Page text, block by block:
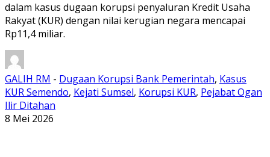
dalam kasus dugaan korupsi penyaluran Kredit Usaha
Rakyat (KUR) dengan nilai kerugian negara mencapai
Rp11,4 miliar.
GALIH RM - Dugaan Korupsi Bank Pemerintah, Kasus
KUR Semendo, Kejati Sumsel, Korupsi KUR, Pejabat Ogan
Ilir Ditahan
8 Mei 2026